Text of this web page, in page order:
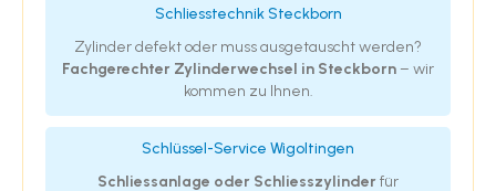
Schliesstechnik Steckborn
Zylinder defekt oder muss ausgetauscht werden?
Fachgerechter Zylinderwechsel in Steckborn – wir
kommen zu Ihnen.
Schlüssel-Service Wigoltingen
Schliessanlage oder Schliesszylinderfür